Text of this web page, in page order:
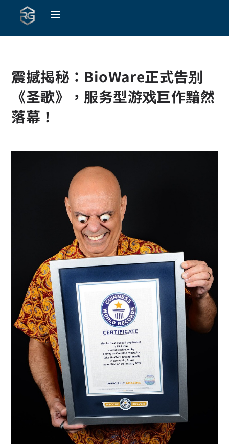
震撼揭秘：BioWare正式告别
《圣歌》，服务型游戏巨作黯然
落幕！